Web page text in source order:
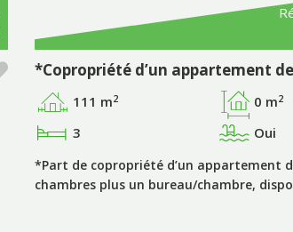
111 m2 0 m2
3 Oui
*Part de copropriété d’un appartement
chambres plus un bureau/chambre,